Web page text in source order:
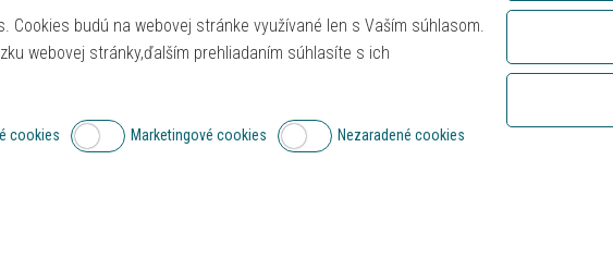
s.r.o.
www.itprofi.sk
Cookies budú na webovej stránke využívané len s Vaším súhlasom.
webovej stránky,ďalším prehliadaním súhlasíte s ich
cookies Marketingové cookies Nezaradené cookies